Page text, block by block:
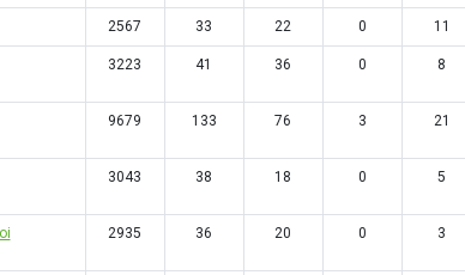
2567 33 22 0 11
3223 41 36 0 8
9679 133 76 3 21
3043 38 18 0 5
2935 36 20 0 3